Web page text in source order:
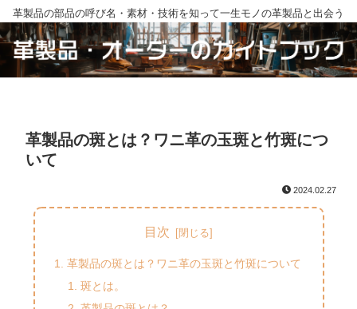
革製品の部品の呼び名・素材・技術を知って一生モノの革製品と出会う
革製品の斑とは？ワニ革の玉斑と竹斑につ
いて
2024.02.27
目次
革製品の斑とは？ワニ革の玉斑と竹斑について
斑とは。